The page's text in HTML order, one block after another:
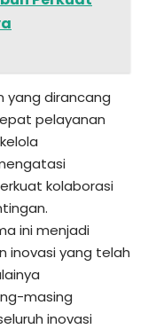
yang dirancang
pelayanan
kolaborasi
ini menjadi
inovasi yang telah
masing
inovasi